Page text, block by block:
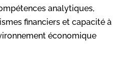
analytiques,
financiers et capacité à
économique